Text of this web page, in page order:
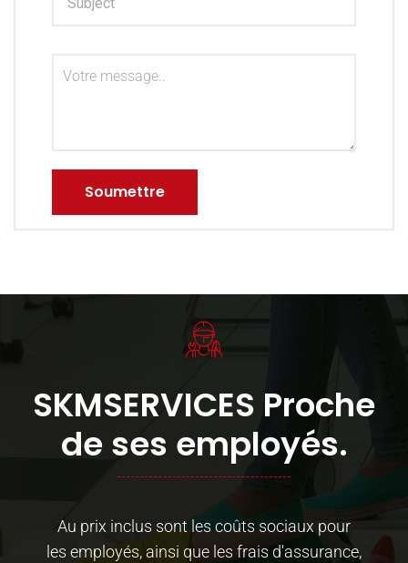
SKMSERVICES Proche
de ses employés.
Au prix inclus sont les coûts sociaux pour
les employés, ainsi que les frais d'assurance,